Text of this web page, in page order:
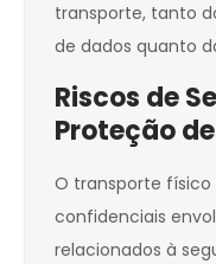
transporte, tanto
de dados quanto
Riscos de
Proteção
O transporte
confidenciais
relacionados à